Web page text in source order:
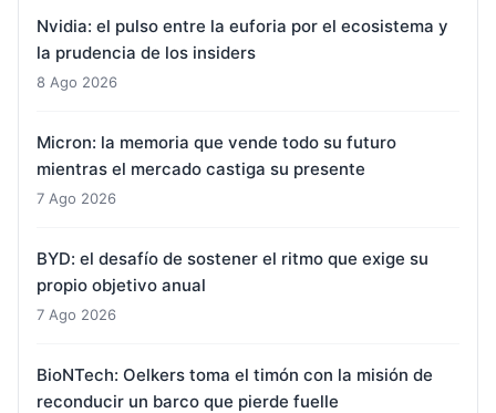
Nvidia: el pulso entre la euforia por el ecosistema y
la prudencia de los insiders
8 Ago 2026
Micron: la memoria que vende todo su futuro
mientras el mercado castiga su presente
7 Ago 2026
BYD: el desafío de sostener el ritmo que exige su
propio objetivo anual
7 Ago 2026
BioNTech: Oelkers toma el timón con la misión de
reconducir un barco que pierde fuelle